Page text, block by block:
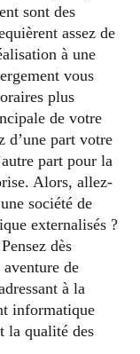
sont des
assez de
à une
vous
plus
de votre
d’une part votre
part pour la
Alors, allez-
société de
externalisés ?
dès
de
à la
informatique
la qualité des